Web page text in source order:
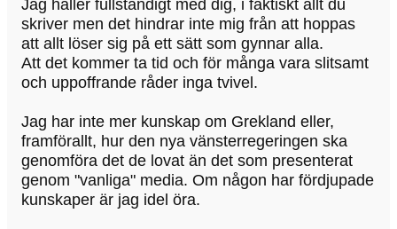
Jag håller fullständigt med dig, i faktiskt allt du
skriver men det hindrar inte mig från att hoppas
att allt löser sig på ett sätt som gynnar alla.
Att det kommer ta tid och för många vara slitsamt
och uppoffrande råder inga tvivel.
Jag har inte mer kunskap om Grekland eller,
framförallt, hur den nya vänsterregeringen ska
genomföra det de lovat än det som presenterat
genom "vanliga" media. Om någon har fördjupade
kunskaper är jag idel öra.